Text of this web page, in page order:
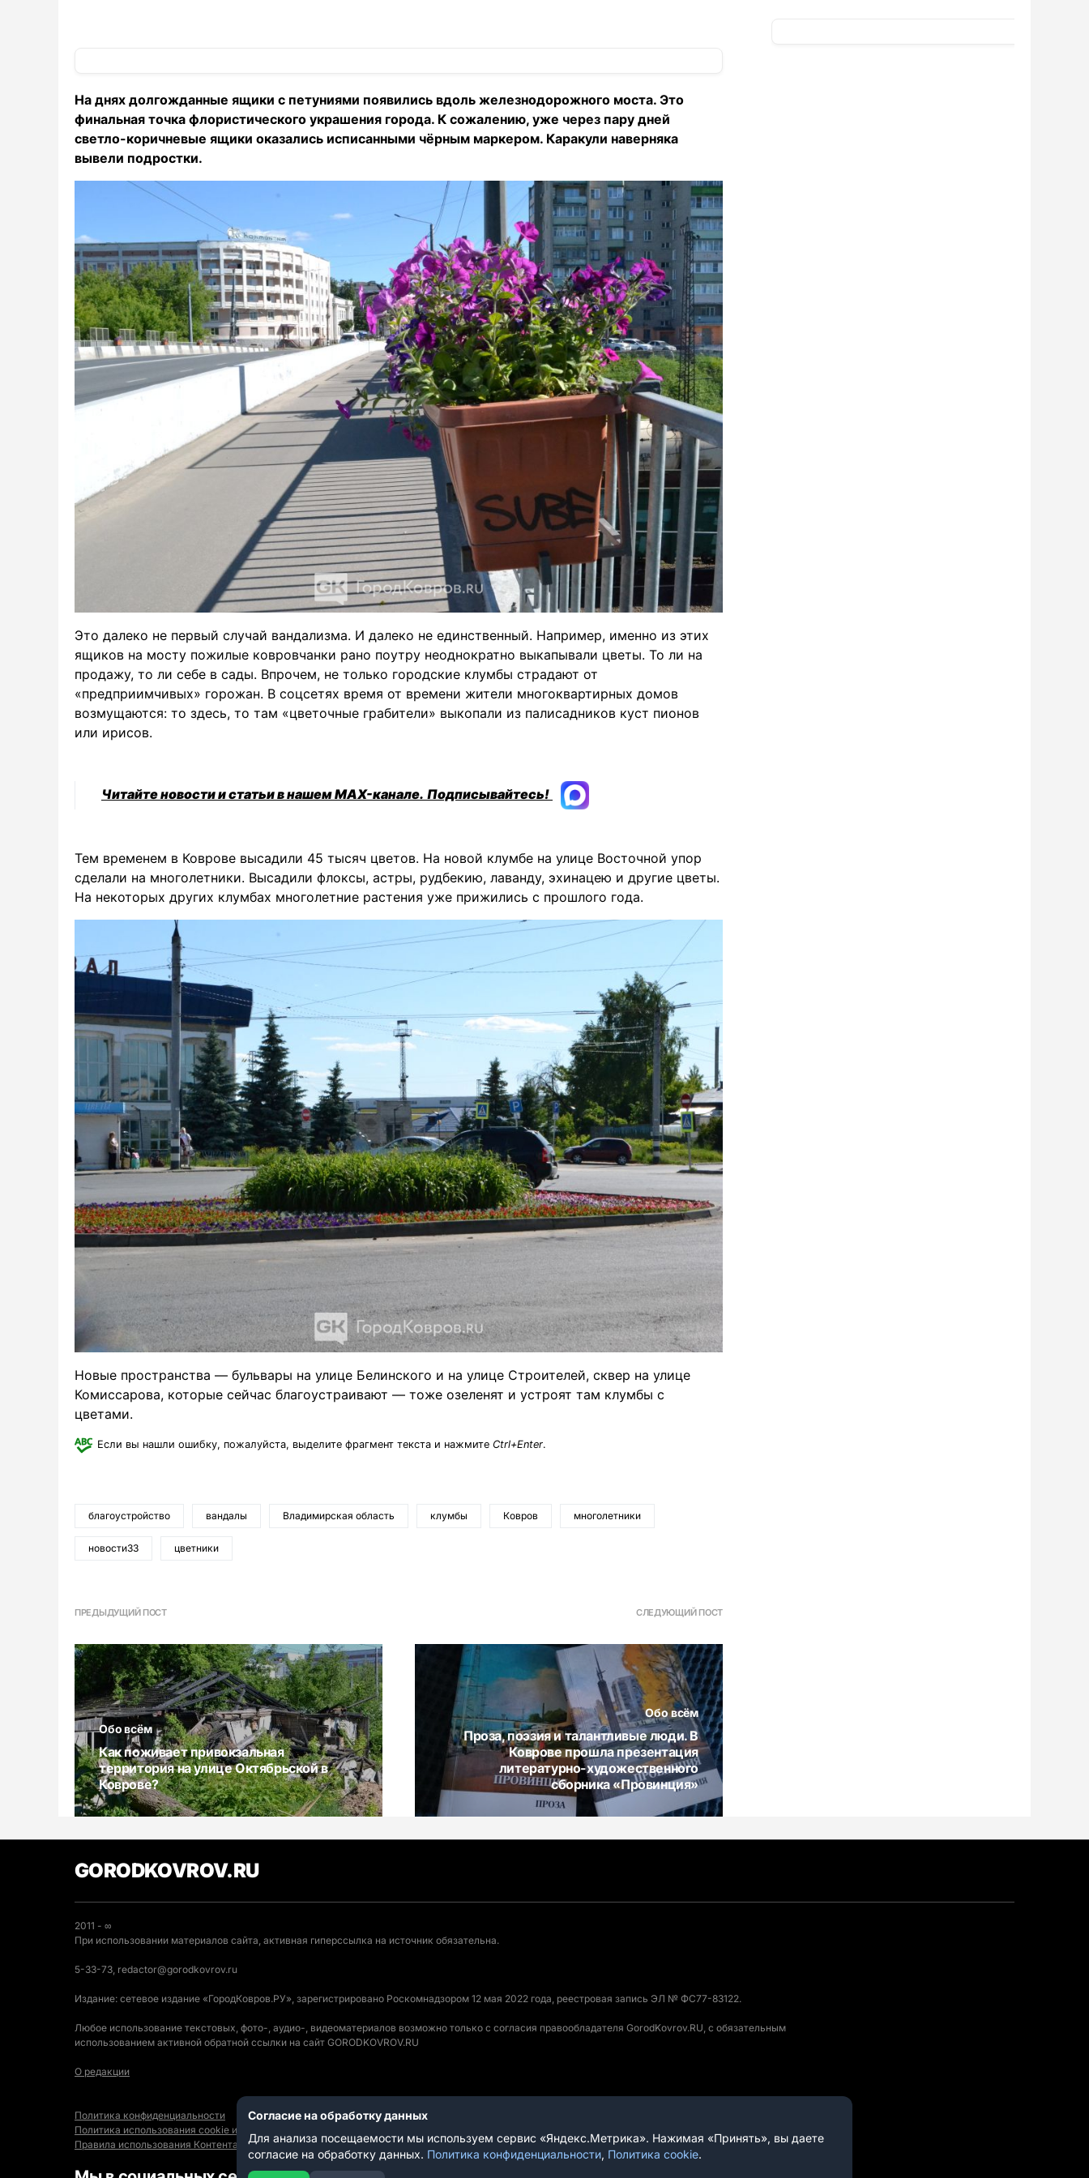
На днях долгожданные ящики с петуниями появились вдоль железнодорожного моста. Это
финальная точка флористического украшения города. К сожалению, уже через пару дней
светло-коричневые ящики оказались исписанными чёрным маркером. Каракули наверняка
вывели подростки.
Это далеко не первый случай вандализма. И далеко не единственный. Например, именно из этих
ящиков на мосту пожилые ковровчанки рано поутру неоднократно выкапывали цветы. То ли на
продажу, то ли себе в сады. Впрочем, не только городские клумбы страдают от
«предприимчивых» горожан. В соцсетях время от времени жители многоквартирных домов
возмущаются: то здесь, то там «цветочные грабители» выкопали из палисадников куст пионов
или ирисов.
Читайте новости и статьи в нашем MAX-канале. Подписывайтесь!
Тем временем в Коврове высадили 45 тысяч цветов. На новой клумбе на улице Восточной упор
сделали на многолетники. Высадили флоксы, астры, рудбекию, лаванду, эхинацею и другие цветы.
На некоторых других клумбах многолетние растения уже прижились с прошлого года.
Новые пространства — бульвары на улице Белинского и на улице Строителей, сквер на улице
Комиссарова, которые сейчас благоустраивают — тоже озеленят и устроят там клумбы с
цветами.
Если вы нашли ошибку, пожалуйста, выделите фрагмент текста и нажмите Ctrl+Enter.
благоустройство вандалы Владимирская область клумбы Ковров многолетники
новости33 цветники
ПРЕДЫДУЩИЙ ПОСТ
Обо всём
Как поживает привокзальная
территория на улице Октябрьской в
Коврове?
СЛЕДУЮЩИЙ ПОСТ
Обо всём
Проза, поэзия и талантливые люди. В
Коврове прошла презентация
литературно-художественного
сборника «Провинция»
GORODKOVROV.RU
2011 - ∞
При использовании материалов сайта, активная гиперссылка на источник обязательна.
5-33-73, redactor@gorodkovrov.ru
Издание: сетевое издание «ГородКовров.РУ», зарегистрировано Роскомнадзором 12 мая 2022 года, реестровая запись ЭЛ № ФС77-83122.
Любое использование текстовых, фото-, аудио-, видеоматериалов возможно только с согласия правообладателя GorodKovrov.RU, с обязательным
использованием активной обратной ссылки на сайт GORODKOVROV.RU
О редакции
Политика конфиденциальности
Политика использования cookie и автоматического логирования
Правила использования Контента
Согласие на обработку данных
Для анализа посещаемости мы используем сервис «Яндекс.Метрика». Нажимая «Принять», вы даете
согласие на обработку данных. Политика конфиденциальности, Политика cookie.